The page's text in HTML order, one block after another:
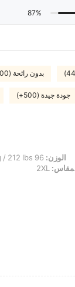
87%
بدون رائحة (100+)
جودة جيدة (500+)
الوزن:
مقاس: